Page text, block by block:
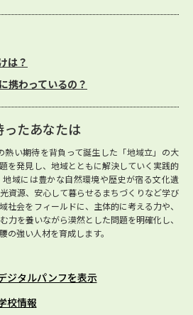
は？
携わっているの？
たあなたは
熱い期待を背負って誕生した「地域立」の大
を発見し、地域とともに解決していく実践的
域には豊かな自然環境や歴史が宿る文化遺
資源、安心して暮らせるまちづくりなど学び
社会をフィールドに、主体的に考える力や、
力を養いながら漠然とした問題を明確化し、
の強い人材を育成します。
ジタルパンフを表示
校情報